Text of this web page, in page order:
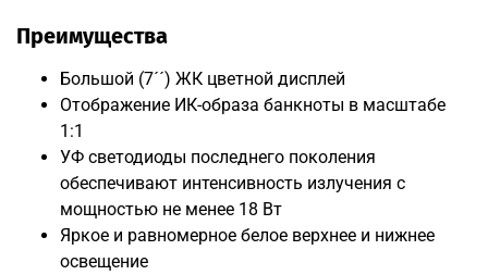
Преимущества
Большой (7´´) ЖК цветной дисплей
Отображение ИК-образа банкноты в масштабе
1:1
УФ светодиоды последнего поколения
обеспечивают интенсивность излучения с
мощностью не менее 18 Вт
Яркое и равномерное белое верхнее и нижнее
освещение